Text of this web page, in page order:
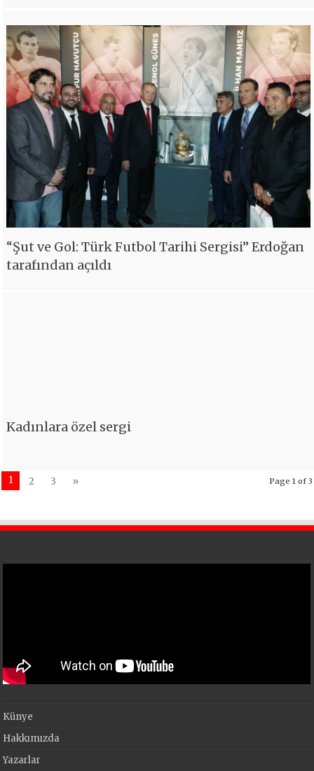
“Şut ve Gol: Türk Futbol Tarihi Sergisi” Erdoğan
tarafından açıldı
Kadınlara özel sergi
Page 1 of 3
1 2 3 »
Künye
Hakkımızda
Yazarlar